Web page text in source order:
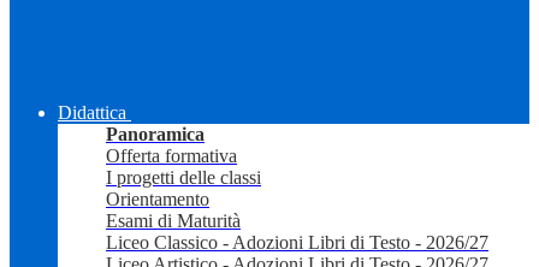
Didattica
Panoramica
Offerta formativa
I progetti delle classi
Orientamento
Esami di Maturità
Liceo Classico - Adozioni Libri di Testo - 2026/27